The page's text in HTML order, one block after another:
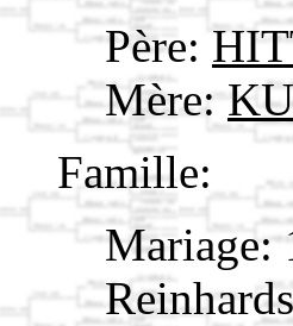
Père:
Mère:
Famille:
Mariage: